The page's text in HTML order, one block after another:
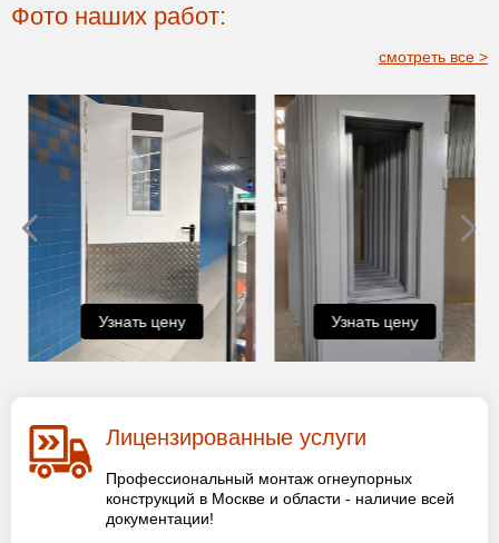
Фото наших работ:
смотреть все >
Узнать цену Узнать цену
Лицензированные услуги
Профессиональный монтаж огнеупорных
конструкций в Москве и области - наличие всей
документации!